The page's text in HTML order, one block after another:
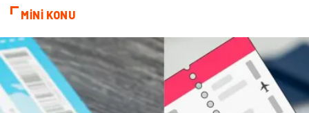
Evlilik Rehberi
Şile Bezi Restaurant
Çocuk Psikolojisi
MİNİ KONU